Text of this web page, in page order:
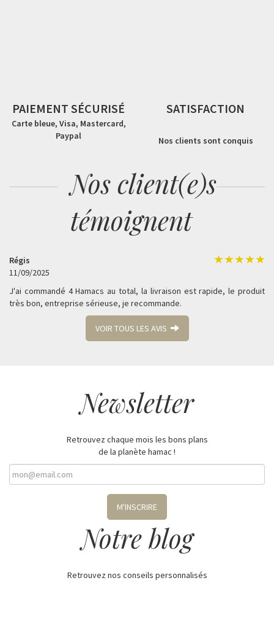
PAIEMENT SÉCURISÉ
Carte bleue, Visa, Mastercard,
Paypal
SATISFACTION
Nos clients sont conquis
Nos client(e)s
témoignent
Régis
11/09/2025
J'ai commandé 4 Hamacs au total, la livraison est rapide, le produit
très bon, entreprise sérieuse, je recommande.
VOIR TOUS LES AVIS
Newsletter
Retrouvez chaque mois les bons plans
de la planète hamac !
M'INSCRIRE
Notre blog
Retrouvez nos conseils personnalisés